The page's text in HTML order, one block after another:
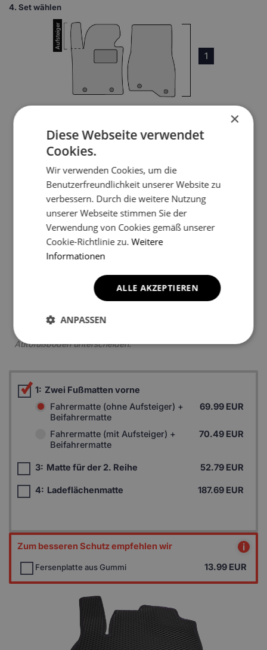
4. Set wählen
1
3
*Ein Beispielfoto. Das Finalprodukt kann sich abhängig vom
Autofußboden unterscheiden.
1: Zwei Fußmatten vorne
Fahrermatte (ohne Aufsteiger) +
Beifahrermatte
69.99 EUR
Fahrermatte (mit Aufsteiger) +
Beifahrermatte
70.49 EUR
3: Matte für der 2. Reihe 52.79 EUR
4: Ladeflächenmatte 187.69 EUR
Zum besseren Schutz empfehlen wir i
Fersenplatte aus Gummi 13.99 EUR
×
Diese Webseite verwendet
Cookies.
Wir verwenden Cookies, um die
Benutzerfreundlichkeit unserer Website zu
verbessern. Durch die weitere Nutzung
unserer Webseite stimmen Sie der
Verwendung von Cookies gemäß unserer
Cookie-Richtlinie zu.Weitere
Informationen
ALLE AKZEPTIEREN
ANPASSEN